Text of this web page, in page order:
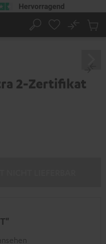
Suche
No
2-Zertifikat